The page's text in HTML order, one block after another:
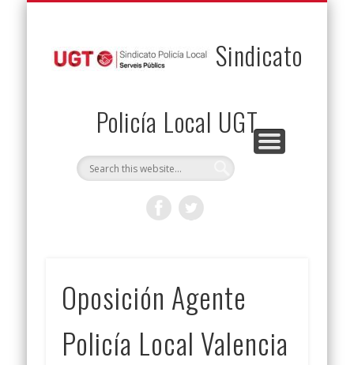
Sindicato
Policía Local UGT
Oposición Agente
Policía Local Valencia